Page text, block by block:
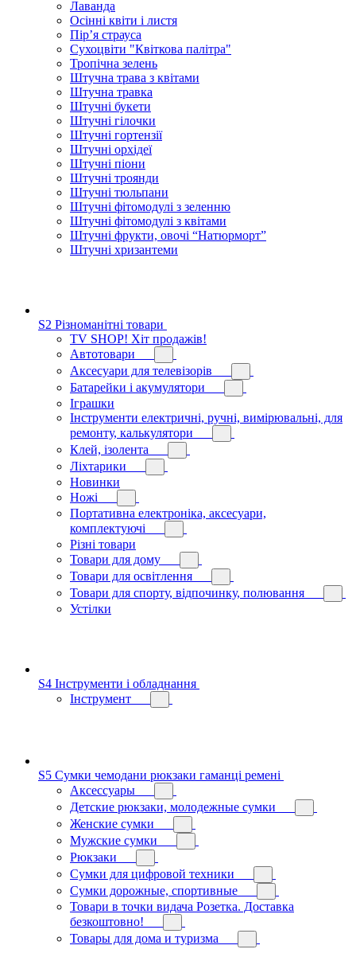
Лаванда
Осінні квіти і листя
Пір’я страуса
Сухоцвіти "Квіткова палітра"
Тропічна зелень
Штучна трава з квітами
Штучна травка
Штучні букети
Штучні гілочки
Штучні гортензії
Штучні орхідеї
Штучні піони
Штучні троянди
Штучні тюльпани
Штучні фітомодулі з зеленню
Штучні фітомодулі з квітами
Штучні фрукти, овочі “Натюрморт”
Штучні хризантеми
S2 Різноманітні товари
TV SHOP! Хіт продажів!
Автотовари
Аксесуари для телевізорів
Батарейки і акумулятори
Іграшки
Інструменти електричні, ручні, вимірювальні, для
ремонту, калькулятори
Клей, ізолента
Ліхтарики
Новинки
Ножі
Портативна електроніка, аксесуари,
комплектуючі
Різні товари
Товари для дому
Товари для освітлення
Товари для спорту, відпочинку, полювання
Устілки
S4 Інструменти і обладнання
Інструмент
S5 Сумки чемодани рюкзаки гаманці ремені
Аксессуары
Детские рюкзаки, молодежные сумки
Женские сумки
Мужские сумки
Рюкзаки
Сумки для цифровой техники
Сумки дорожные, спортивные
Товари в точки видача Розетка. Доставка
безкоштовно!
Товары для дома и туризма